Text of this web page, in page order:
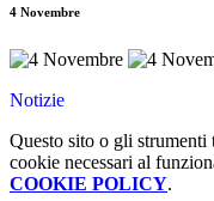
4 Novembre
Notizie
Questo sito o gli
cookie necessari al
COOKIE POLICY.